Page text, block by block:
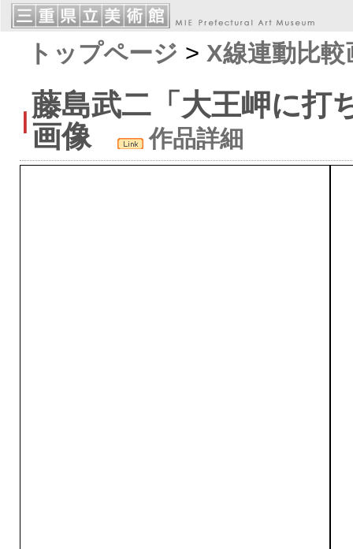
トップページ > X線連動比較
藤島武二「大王岬に打
画像
作品詳細